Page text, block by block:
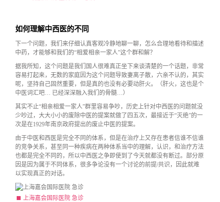
如何理解中西医的不同
下一个问题，我们来仔细认真客观冷静地聊一聊，怎么合理地看待和描述
中药，才能够和我们的“相爱相亲一家人”这个群和解？
据我所知，这个问题是我们国人很难真正坐下来谈清楚的一个话题，非常
容易打起来，无数的家庭因为这个问题导致妻离子散，六亲不认的，其实
呢，坚持自己固然重要，但是真的也没有必要动肝火。（肝火，这也是个
中医词汇吧… 已经深深融入我们的骨髓…）
其实不止“相亲相爱一家人”群里容易争吵，历史上针对中西医的问题就没
少吵过，大大小小的废除中医的提案就做了四五次，最接近于“灭绝”的一
次是在1929年南京政府提出的废止中医的提案。
由于中医和西医是完全不同的体系，但是在治疗上又存在患者信谁不信谁
的竞争关系，甚至同一种疾病在两种体系当中的理解，认识，和治疗方法
也都是完全不同的，所以中西医之争即使到了今天就都没有断过。部分原
因是因为属于不同体系，很多争论没有一个讨论的前提/共识，因此就难
以实现真正的对话。
上海嘉会国际医院 急诊